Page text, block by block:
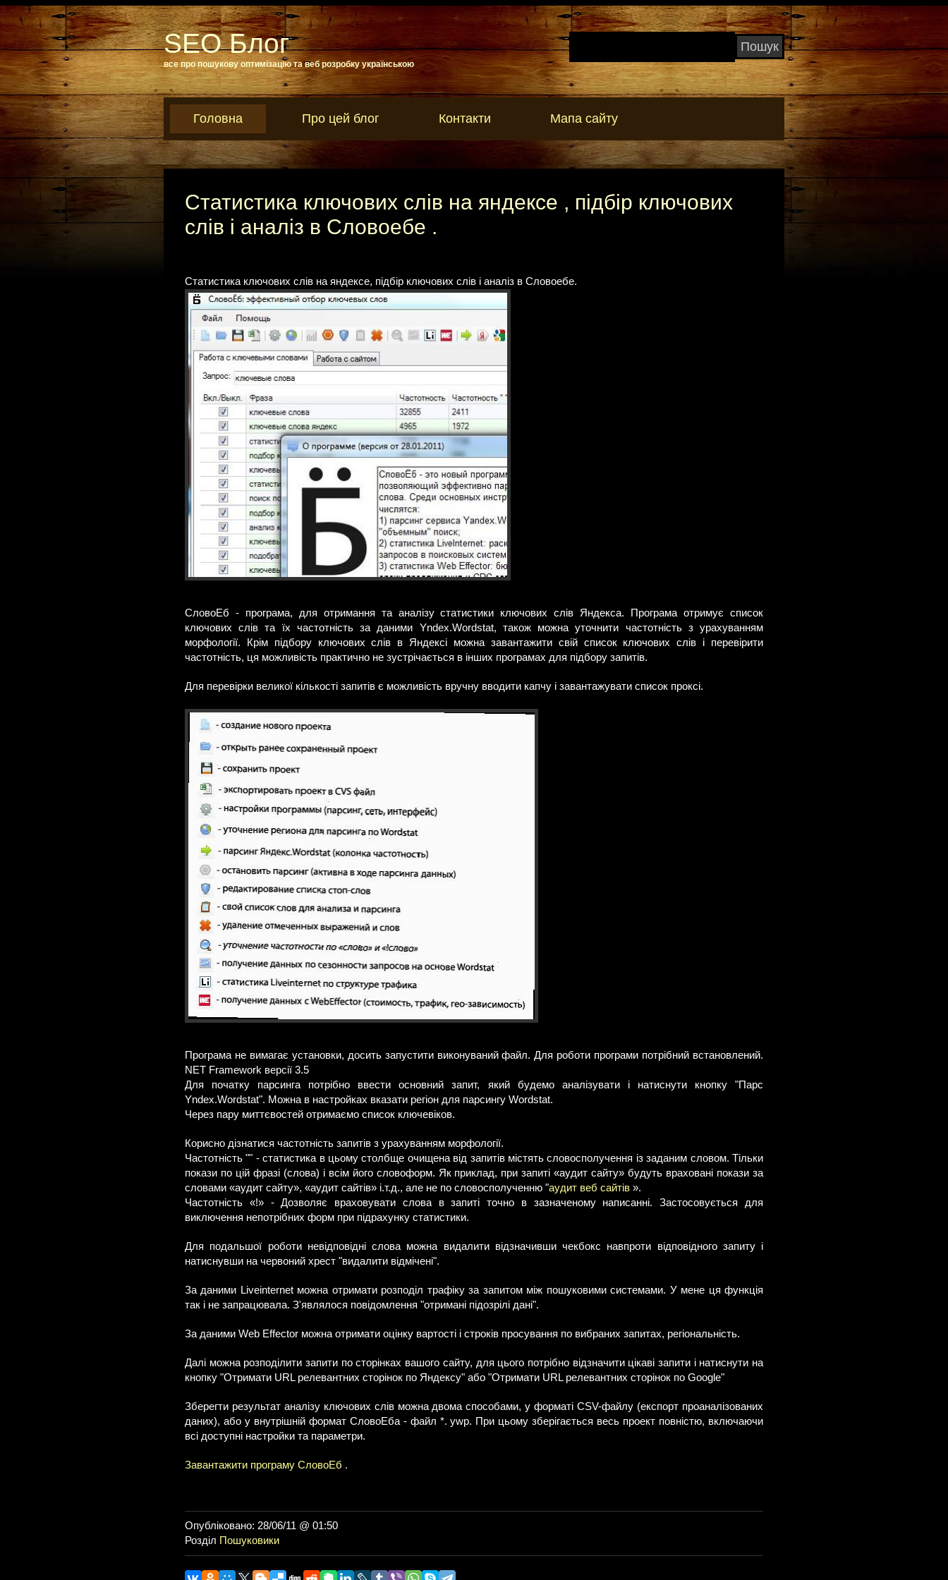
SEO Блог
все про пошукову оптимізацію та веб розробку українською
Головна Про цей блог Контакти Мапа сайту
Статистика ключових слів на яндексе , підбір ключових
слів і аналіз в Словоебе .
Статистика ключових слів на яндексе, підбір ключових слів і аналіз в Словоебе.
СловоЕб - програма, для отримання та аналізу статистики ключових слів Яндекса. Програма отримує список
ключових слів та їх частотність за даними Yndex.Wordstat, також можна уточнити частотність з урахуванням
морфології. Крім підбору ключових слів в Яндексі можна завантажити свій список ключових слів і перевірити
частотність, ця можливість практично не зустрічається в інших програмах для підбору запитів.
Для перевірки великої кількості запитів є можливість вручну вводити капчу і завантажувати список проксі.
Програма не вимагає установки, досить запустити виконуваний файл. Для роботи програми потрібний встановлений.
NET Framework версії 3.5
Для початку парсинга потрібно ввести основний запит, який будемо аналізувати і натиснути кнопку "Парс
Yndex.Wordstat". Можна в настройках вказати регіон для парсингу Wordstat.
Через пару миттєвостей отримаємо список ключевіков.
Корисно дізнатися частотність запитів з урахуванням морфології.
Частотність "" - статистика в цьому столбще очищена від запитів містять словосполучення із заданим словом. Тільки
покази по цій фразі (слова) і всім його словоформ. Як приклад, при запиті «аудит сайту» будуть враховані покази за
словами «аудит сайту», «аудит сайтів» і.т.д., але не по словосполученню "аудит веб сайтів ».
Частотність «!» - Дозволяє враховувати слова в запиті точно в зазначеному написанні. Застосовується для
виключення непотрібних форм при підрахунку статистики.
Для подальшої роботи невідповідні слова можна видалити відзначивши чекбокс навпроти відповідного запиту і
натиснувши на червоний хрест "видалити відмічені".
За даними Liveinternet можна отримати розподіл трафіку за запитом між пошуковими системами. У мене ця функція
так і не запрацювала. З'являлося повідомлення "отримані підозрілі дані".
За даними Web Effector можна отримати оцінку вартості і строків просування по вибраних запитах, регіональність.
Далі можна розподілити запити по сторінках вашого сайту, для цього потрібно відзначити цікаві запити і натиснути на
кнопку "Отримати URL релевантних сторінок по Яндексу" або "Отримати URL релевантних сторінок по Google"
Зберегти результат аналізу ключових слів можна двома способами, у форматі CSV-файлу (експорт проаналізованих
даних), або у внутрішній формат СловоЕба - файл *. ywp. При цьому зберігається весь проект повністю, включаючи
всі доступні настройки та параметри.
Завантажити програму СловоЕб .
Опубліковано: 28/06/11 @ 01:50
Розділ Пошуковики